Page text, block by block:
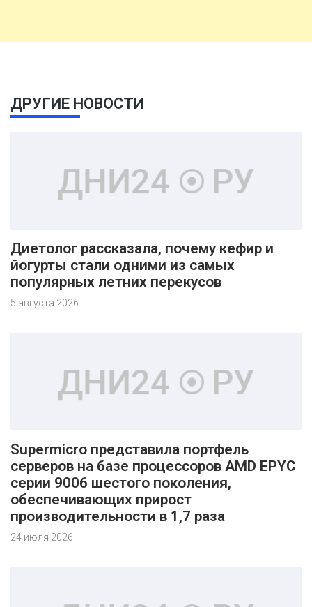
ДРУГИЕ НОВОСТИ
Диетолог рассказала, почему кефир и
йогурты стали одними из самых
популярных летних перекусов
5 августа 2026
Supermicro представила портфель
серверов на базе процессоров AMD EPYC
серии 9006 шестого поколения,
обеспечивающих прирост
производительности в 1,7 раза
24 июля 2026